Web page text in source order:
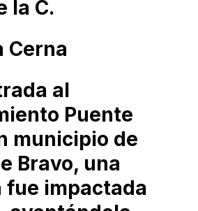
la C.
Cerna
al
Puente
municipio de
Bravo, una
fue impactada